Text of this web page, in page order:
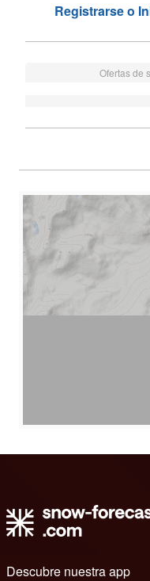
Registrarse o
Ofertas de
Descubre nuestra app